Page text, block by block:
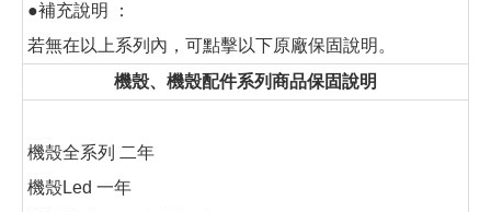
●補充說明 ：
若無在以上系列內，可點擊以下原廠保固說明。
機殼、機殼配件系列商品保固說明
機殼全系列 二年
機殼Led 一年